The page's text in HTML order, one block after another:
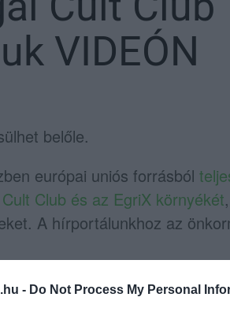
- Do Not Process My Personal
VIDEÓN
belőle.
európai uniós forrásból
Club és az EgriX környékét
A hírportálunkhoz az
annak környékét,